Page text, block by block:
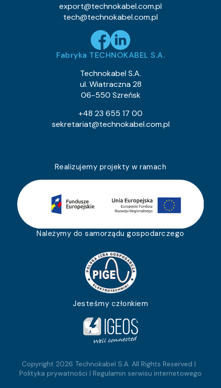
export@technokabel.com.pl
tech@technokabel.com.pl
Fabryka TECHNOKABEL S.A.
Technokabel S.A.
ul. Wiatraczna 28
06-550 Szreńsk
+48 23 655 17 00
sekretariat@technokabel.com.pl
Realizujemy projekty w ramach
Należymy do samorządu gospodarczego
Jesteśmy członkiem
Copyright 2026 Technokabel S.A. All Rights Reserved |
Polityka prywatności | Regulamin serwisu internetowego